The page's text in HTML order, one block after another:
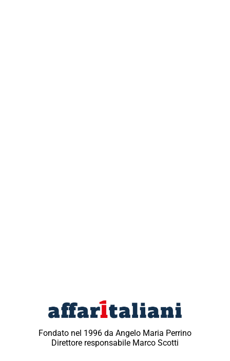
Fondato nel 1996 da Angelo Maria Perrino
Direttore responsabile Marco Scotti